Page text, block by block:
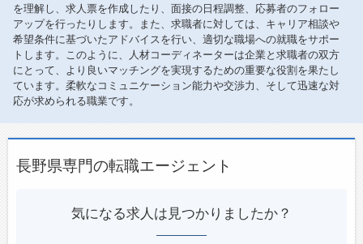
を理解し、求人票を作成したり、面接の日程調整、応募者のフォロー
アップを行ったりします。また、求職者に対しては、キャリア相談や
希望条件に基づいたアドバイスを行い、適切な職場への就職をサポー
トします。このように、人材コーディネーターは企業と求職者の双方
にとって、より良いマッチングを実現するための重要な役割を果たし
ています。柔軟なコミュニケーション能力や交渉力、そして迅速な対
応が求められる職業です。
長野県専門の転職エージェント
気になる求人は見つかりましたか？